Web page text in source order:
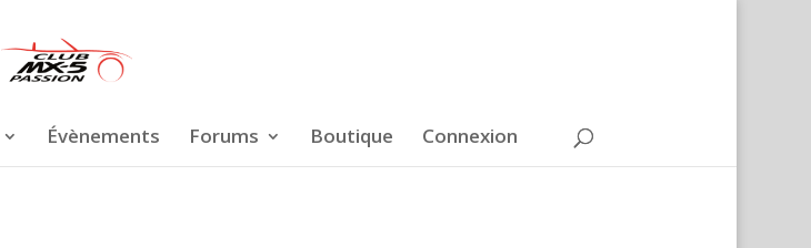
Évènements Forums Boutique Connexion